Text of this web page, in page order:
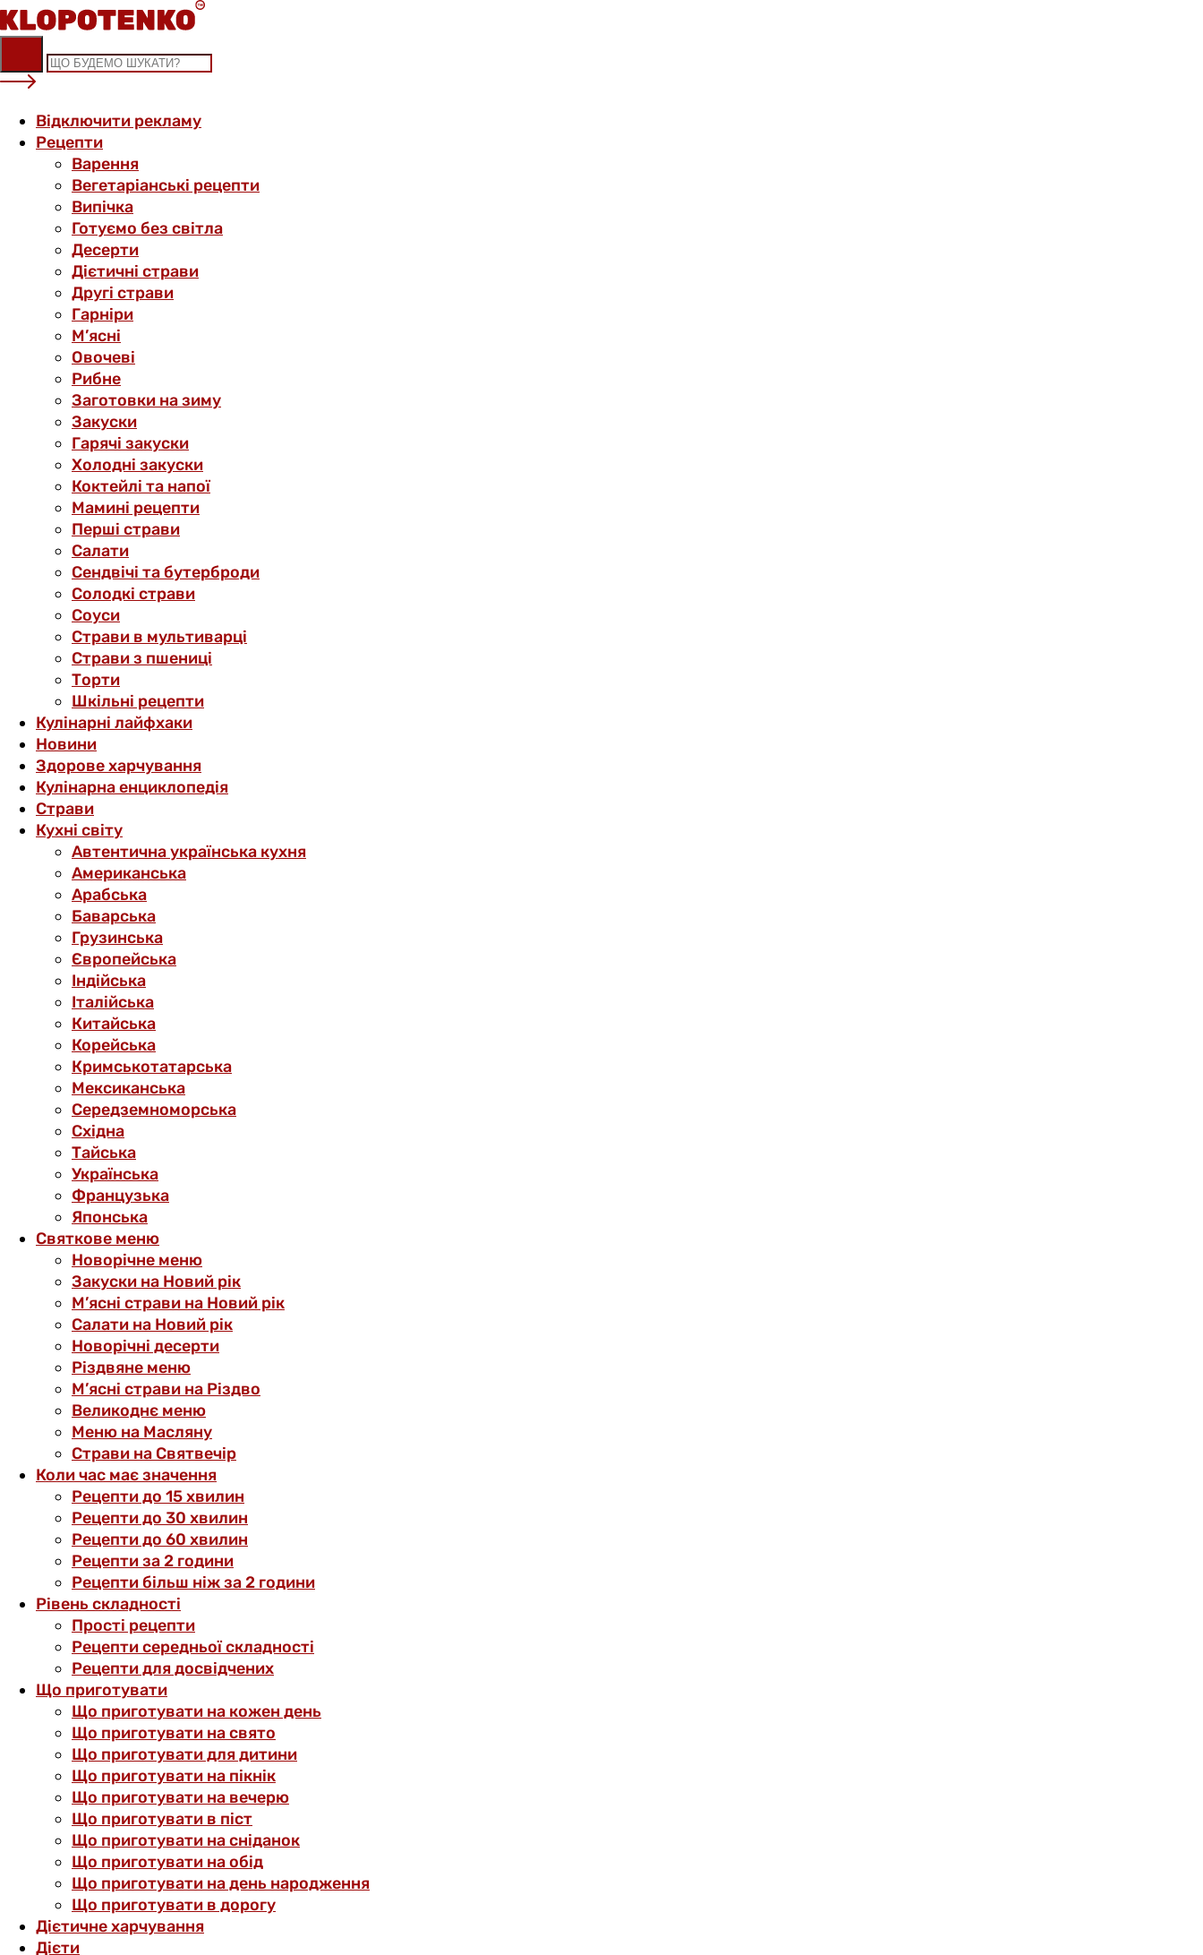
Skip
to
content
Відключити рекламу
Рецепти
Варення
Вегетаріанські рецепти
Випічка
Готуємо без світла
Десерти
Дієтичні страви
Другі страви
Гарніри
М’ясні
Овочеві
Рибне
Заготовки на зиму
Закуски
Гарячі закуски
Холодні закуски
Коктейлі та напої
Мамині рецепти
Перші страви
Салати
Сендвічі та бутерброди
Солодкі страви
Соуси
Страви в мультиварці
Страви з пшениці
Торти
Шкільні рецепти
Кулінарні лайфхаки
Новини
Здорове харчування
Кулінарна енциклопедія
Страви
Кухні світу
Автентична українська кухня
Американська
Арабська
Баварська
Грузинська
Європейська
Індійська
Італійська
Китайська
Корейська
Кримськотатарська
Мексиканська
Середземноморська
Східна
Тайська
Українська
Французька
Японська
Святкове меню
Новорічне меню
Закуски на Новий рік
М’ясні страви на Новий рік
Салати на Новий рік
Новорічні десерти
Різдвяне меню
М’ясні страви на Різдво
Великоднє меню
Меню на Масляну
Страви на Святвечір
Коли час має значення
Рецепти до 15 хвилин
Рецепти до 30 хвилин
Рецепти до 60 хвилин
Рецепти за 2 години
Рецепти більш ніж за 2 години
Рівень складності
Прості рецепти
Рецепти середньої складності
Рецепти для досвідчених
Що приготувати
Що приготувати на кожен день
Що приготувати на свято
Що приготувати для дитини
Що приготувати на пікнік
Що приготувати на вечерю
Що приготувати в піст
Що приготувати на сніданок
Що приготувати на обід
Що приготувати на день народження
Що приготувати в дорогу
Дієтичне харчування
Дієти